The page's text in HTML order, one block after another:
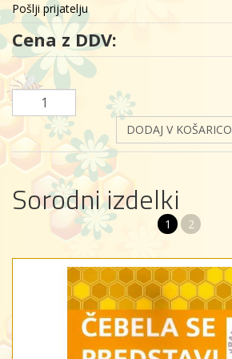
Pošlji prijatelju
Cena z DDV:
DODAJ V KOŠARICO
Sorodni izdelki
1 2